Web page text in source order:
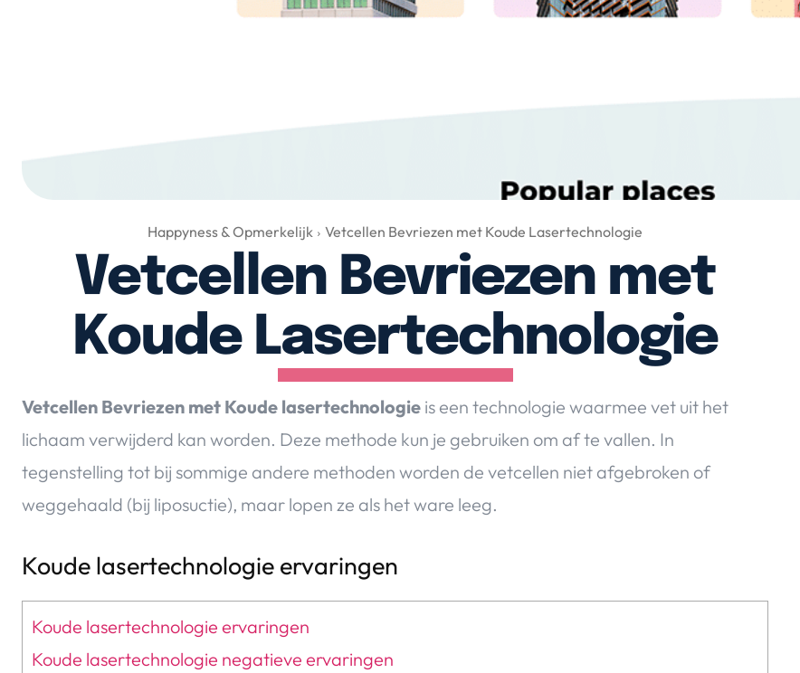
Huis & Tuin
Happyness & Opmerkelijk Vetcellen Bevriezen met Koude Lasertechnologie
Vetcellen Bevriezen met
Koude Lasertechnologie
Vetcellen Bevriezen met Koude lasertechnologie is een technologie waarmee vet uit het
lichaam verwijderd kan worden. Deze methode kun je gebruiken om af te vallen. In
tegenstelling tot bij sommige andere methoden worden de vetcellen niet afgebroken of
weggehaald (bij liposuctie), maar lopen ze als het ware leeg.
Koude lasertechnologie ervaringen
Koude lasertechnologie ervaringen
Koude lasertechnologie negatieve ervaringen